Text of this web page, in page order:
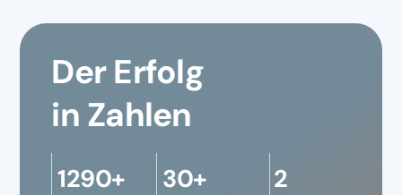
Der Erfolg
in Zahlen
1290+ 30+ 2